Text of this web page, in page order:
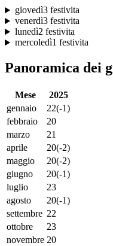
giovedì3 festivita
venerdì3 festivita
lunedì2 festivita
mercoledì1 festivita
Panoramica dei
Mese
2025
gennaio
22(-1)
febbraio
20
marzo
21
aprile
20(-2)
maggio
20(-2)
giugno
20(-1)
luglio
23
agosto
20(-1)
settembre 22
ottobre
23
novembre 20